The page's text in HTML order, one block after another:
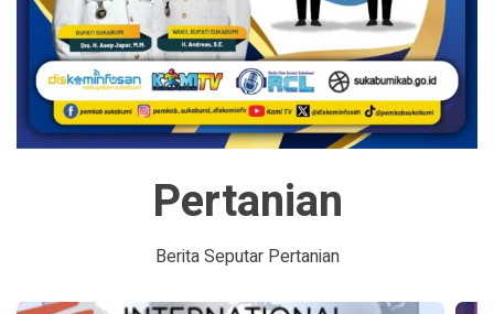
Pertanian
Berita Seputar Pertanian